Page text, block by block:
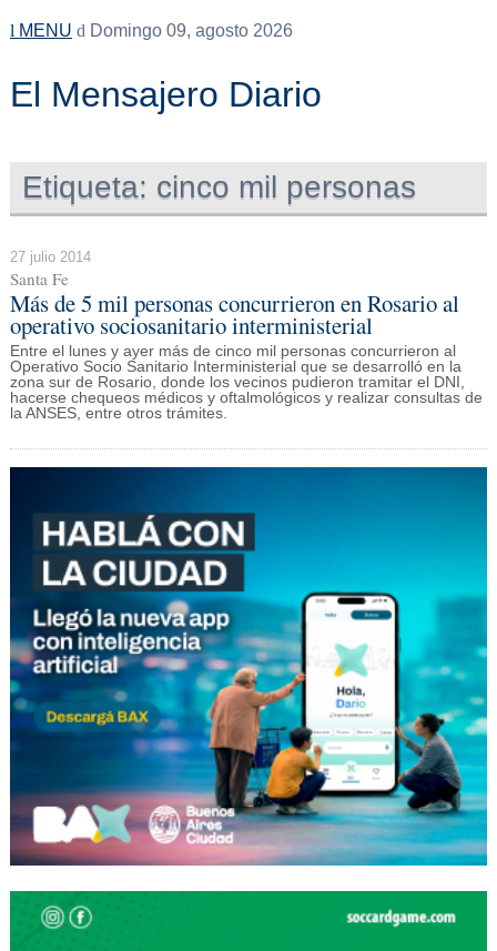
MENU Domingo 09, agosto 2026
El Mensajero Diario
Etiqueta: cinco mil personas
27 julio 2014
Santa Fe
Más de 5 mil personas concurrieron en Rosario al
operativo sociosanitario interministerial
Entre el lunes y ayer más de cinco mil personas concurrieron al
Operativo Socio Sanitario Interministerial que se desarrolló en la
zona sur de Rosario, donde los vecinos pudieron tramitar el DNI,
hacerse chequeos médicos y oftalmológicos y realizar consultas de
la ANSES, entre otros trámites.